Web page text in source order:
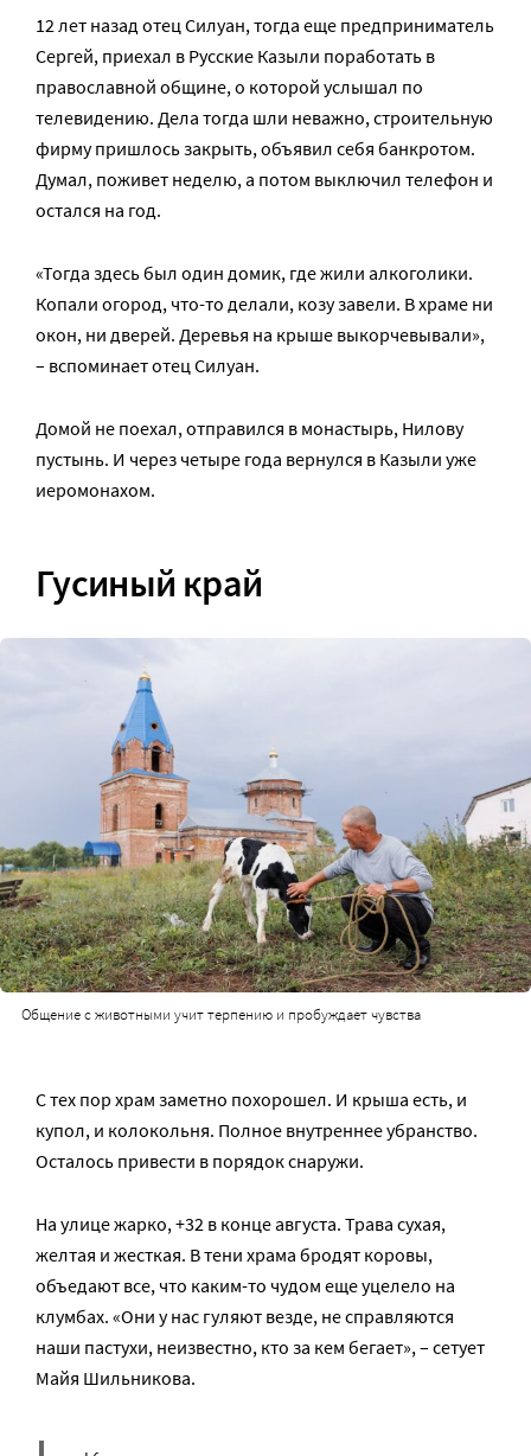
12 лет назад отец Силуан, тогда еще предприниматель
Сергей, приехал в Русские Казыли поработать в
православной общине, о которой услышал по
телевидению. Дела тогда шли неважно, строительную
фирму пришлось закрыть, объявил себя банкротом.
Думал, поживет неделю, а потом выключил телефон и
остался на год.
«Тогда здесь был один домик, где жили алкоголики.
Копали огород, что-то делали, козу завели. В храме ни
окон, ни дверей. Деревья на крыше выкорчевывали»,
– вспоминает отец Силуан.
Домой не поехал, отправился в монастырь, Нилову
пустынь. И через четыре года вернулся в Казыли уже
иеромонахом.
Гусиный край
Общение с животными учит терпению и пробуждает чувства
С тех пор храм заметно похорошел. И крыша есть, и
купол, и колокольня. Полное внутреннее убранство.
Осталось привести в порядок снаружи.
На улице жарко, +32 в конце августа. Трава сухая,
желтая и жесткая. В тени храма бродят коровы,
объедают все, что каким-то чудом еще уцелело на
клумбах. «Они у нас гуляют везде, не справляются
наши пастухи, неизвестно, кто за кем бегает», – сетует
Майя Шильникова.